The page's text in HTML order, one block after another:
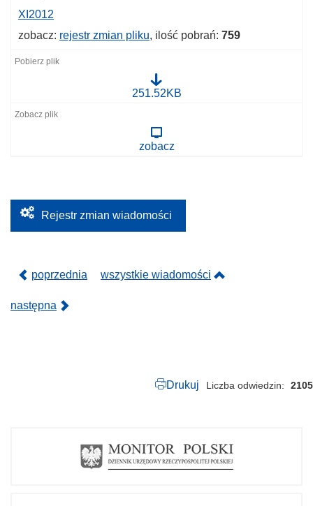
XI2012
zobacz: rejestr zmian pliku, ilość pobrań: 759
2
251.52KB
zobacz
Rejestr zmian wiadomości
poprzednia wszystkie wiadomości
następna
Drukuj Liczba odwiedzin 2105